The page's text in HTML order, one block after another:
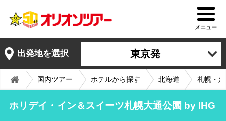
メニュー
出発地を選択 東京発
国内ツアー ホテルから探す 北海道 札幌・
ホリデイ・イン＆スイーツ札幌大通公園 by IHG